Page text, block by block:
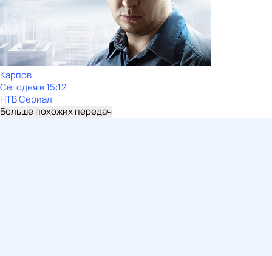
Карпов
Сегодня в 15:12
НТВ Сериал
Больше похожих передач